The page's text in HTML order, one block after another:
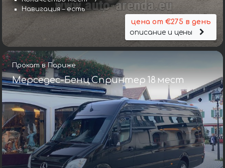
Навигация – есть
цена от €275 в день
описание и цены
Прокат в Париже
Мерседес-Бенц Спринтер 18 мест